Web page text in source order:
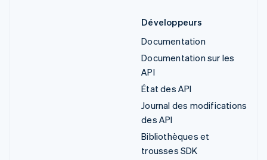
Développeurs
Documentation
Documentation sur les
API
État des API
Journal des modifications
des API
Bibliothèques et
trousses SDK